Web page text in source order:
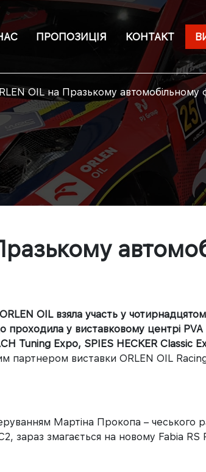
ПРОПОЗИЦІЯ КОНТАКТ
OIL на Празькому автомобільному
OIL взяла участь у
у виставковому центрі
Tuning Expo, SPIES HECKER Classic
партнером виставки ORLEN OIL
Мартіна Прокопа –
зараз змагається на новому Fabia